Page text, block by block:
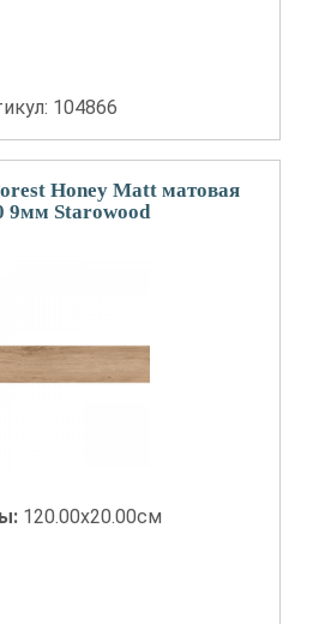
104866
Honey Matt матовая
9мм Starowood
120.00x20.00см